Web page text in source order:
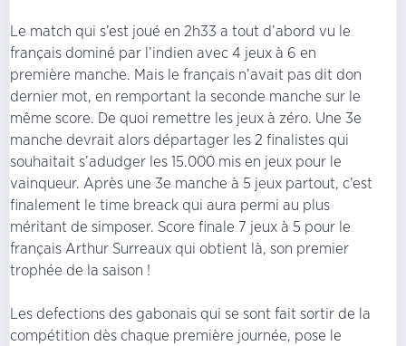
Le match qui s’est joué en 2h33 a tout d’abord vu le
français dominé par l’indien avec 4 jeux à 6 en
première manche. Mais le français n’avait pas dit don
dernier mot, en remportant la seconde manche sur le
même score. De quoi remettre les jeux à zéro. Une 3e
manche devrait alors départager les 2 finalistes qui
souhaitait s’adudger les 15.000 mis en jeux pour le
vainqueur. Après une 3e manche à 5 jeux partout, c’est
finalement le time breack qui aura permi au plus
méritant de simposer. Score finale 7 jeux à 5 pour le
français Arthur Surreaux qui obtient là, son premier
trophée de la saison !
Les defections des gabonais qui se sont fait sortir de la
compétition dès chaque première journée, pose le